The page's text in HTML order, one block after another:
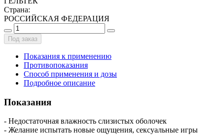
Страна:
РОССИЙСКАЯ ФЕДЕРАЦИЯ
Под заказ
Показания к применению
Противопоказания
Способ применения и дозы
Подробное описание
Показания
- Недостаточная влажность слизистых оболочек
- Желание испытать новые ощущения, сексуальные игры